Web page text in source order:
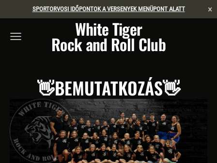
SPORTORVOSI IDŐPONTOK A VERSENYEK MENÜPONT ALATT ×
White Tiger
Rock and Roll Club
👋BEMUTATKOZÁS👋